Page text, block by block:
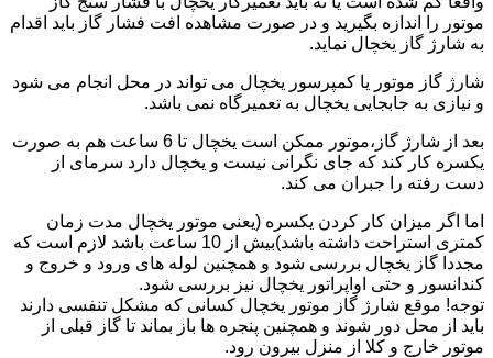
موتور را اندازه بگیرید و در صورت مشاهده افت فشار گاز باید اقدام
به شارژ گاز یخچال نماید.
شارژ گاز موتور یا کمپرسور یخچال می تواند در محل انجام می شود
و نیازی به جابجایی یخچال به تعمیرگاه نمی باشد.
بعد از شارژ گاز،موتور ممکن است یخچال تا 6 ساعت هم به صورت
یکسره کار کند که جای نگرانی نیست و یخچال دارد سرمای از
دست رفته را جبران می کند.
اما اگر میزان کار کردن یکسره (یعنی موتور یخچال مدت زمان
کمتری استراحت داشته باشد)بیش از 10 ساعت باشد لازم است که
مجددا گاز یخچال بررسی شود و همچنین لوله های ورود و خروج و
کندانسور و حتی اواپراتور یخچال نیز بررسی شود.
توجه! موقع شارژ گاز موتور یخچال کسانی که مشکل تنفسی دارند
باید از محل دور شوند و همچنین پنجره ها باز بماند تا گاز قبلی از
موتور خارج و کلا از منزل بیرون رود.